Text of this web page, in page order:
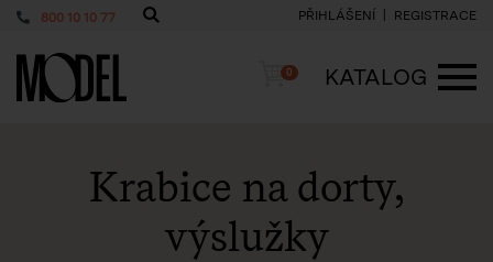
800 10 10 77 PŘIHLÁŠENÍ REGISTRACE
PackShop Košík
0
KATALOG
Krabice na dorty,
výslužky